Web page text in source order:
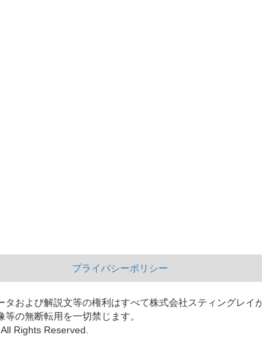
プライバシーポリシー
タおよび解説文等の権利はすべて株式会社スティングレイ
の無断転用を一切禁じます。
Rights Reserved.